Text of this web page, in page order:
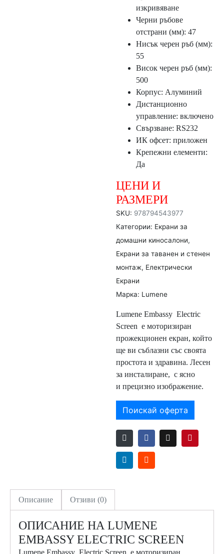
изкривяване
Черни ръбове
отстрани (мм): 47
Нисък черен ръб (мм):
55
Висок черен ръб (мм):
500
Корпус: Алуминий
Дистанционно
управление: включено
Свързване: RS232
ИК офсет: приложен
Крепежни елементи:
Да
ЦЕНИ И
РАЗМЕРИ
SKU: 978794543977
Категории: Екрани за
домашни киносалони,
Екрани за таванен и стенен
монтаж, Електрически
Екрани
Марка: Lumene
Lumene Embassy Electric
Screen е моторизиран
прожекционен екран, който
ще ви съблазни със своята
простота и здравина. Лесен
за инсталиране, с ясно
и прецизно изображение.
Поискай оферта
Описание Отзиви (0)
ОПИСАНИЕ НА LUMENE
EMBASSY ELECTRIC SCREEN